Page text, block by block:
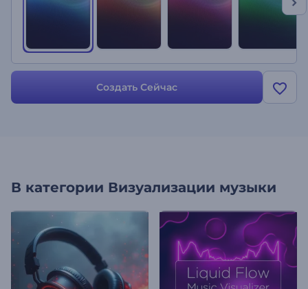
Создать Сейчас
В категории Визуализации музыки